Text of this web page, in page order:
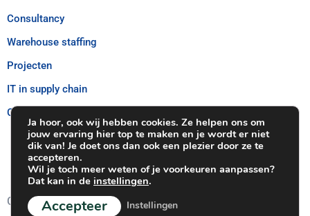
Consultancy
Warehouse staffing
Projecten
IT in supply chain
Customer Care – Douane
Contacteer Ons
Ja hoor, ook wij hebben cookies. Ze helpen ons om
jouw ervaring hier top te maken en je wordt er niet
dik van! Je doet ons dan ook een plezier door ze te
accepteren.
Wil je toch meer weten of je voorkeuren aanpassen?
Dat kan in de instellingen.
Accepteer Instellingen